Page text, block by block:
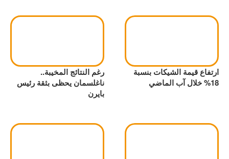
ارتفاع قيمة الشيكات بنسبة
18% خلال آب الماضي
رغم النتائج المخيبة..
ناغلسمان يحظى بثقة رئيس
بايرن